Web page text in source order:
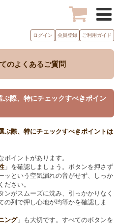
ログイン 会員登録 ご利用ガイド
のよくあるご質問
ぶ際、特にチェックすべきポイン
ぶ際、特にチェックすべきポイントは
イントがあります。
」を確認しましょう。ボタンを押さず
ッという空気漏れの音がせず、しっか
ださい。
ンがスムーズに沈み、引っかかりなく
の列で押し心地が均等かを確認しま
ング」も大切です。すべてのボタンを